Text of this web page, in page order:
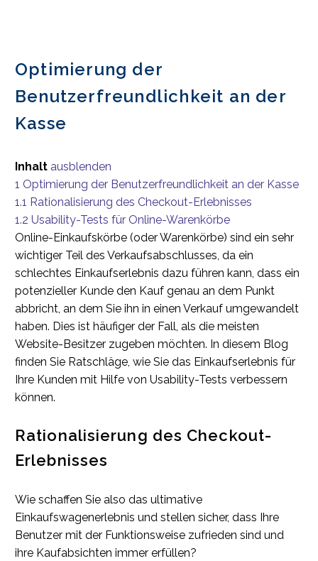
Optimierung der
Benutzerfreundlichkeit an der
Kasse
Inhalt ausblenden
1 Optimierung der Benutzerfreundlichkeit an der Kasse
1.1 Rationalisierung des Checkout-Erlebnisses
1.2 Usability-Tests für Online-Warenkörbe
Online-Einkaufskörbe (oder Warenkörbe) sind ein sehr
wichtiger Teil des Verkaufsabschlusses, da ein
schlechtes Einkaufserlebnis dazu führen kann, dass ein
potenzieller Kunde den Kauf genau an dem Punkt
abbricht, an dem Sie ihn in einen Verkauf umgewandelt
haben. Dies ist häufiger der Fall, als die meisten
Website-Besitzer zugeben möchten. In diesem Blog
finden Sie Ratschläge, wie Sie das Einkaufserlebnis für
Ihre Kunden mit Hilfe von Usability-Tests verbessern
können.
Rationalisierung des Checkout-
Erlebnisses
Wie schaffen Sie also das ultimative
Einkaufswagenerlebnis und stellen sicher, dass Ihre
Benutzer mit der Funktionsweise zufrieden sind und
ihre Kaufabsichten immer erfüllen?